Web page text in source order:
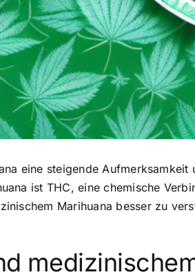
eine steigende
ist THC, eine chemische
Marihuana besser zu